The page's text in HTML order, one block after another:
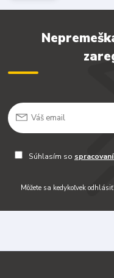
Súhlasím so
Môžete sa kedykoľvek